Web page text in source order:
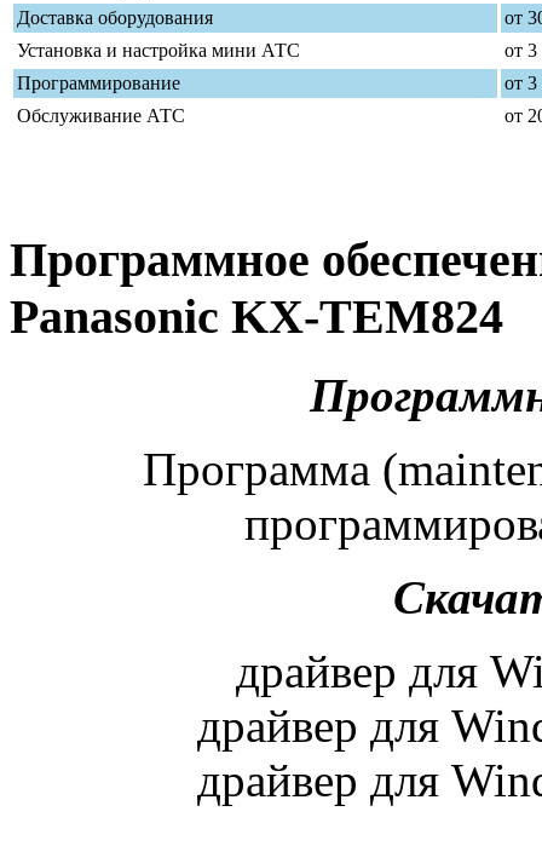
Доставка оборудования
от
Установка и настройка мини АТС
от 3
Программирование
от 3
Обслуживание АТС
от
Программное
Panasonic KX-TEM824
Программа
драйвер для
драйвер для
драйвер для